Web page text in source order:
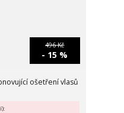
496 Kč
- 15 %
ošetření vlasů